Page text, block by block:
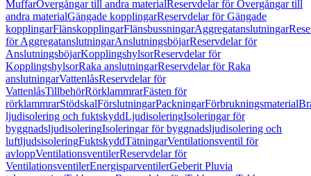
MuffarÖvergångar till andra materialReservdelar för Övergångar till
andra materialGängade kopplingarReservdelar för Gängade
kopplingarFlänskopplingarFlänsbussningarAggregatanslutningar
för AggregatanslutningarAnslutningsböjarReservdelar för
AnslutningsböjarKopplingshylsorReservdelar för
KopplingshylsorRaka anslutningarReservdelar för Raka
anslutningarVattenlåsReservdelar för
VattenlåsTillbehörRörklammrarFästen för
rörklammrarStödskalFörslutningarPackningarFörbrukningsmaterial
ljudisolering och fuktskyddLjudisoleringIsoleringar för
byggnadsljudisoleringIsoleringar för byggnadsljudisolering och
luftljudsisoleringFuktskyddTätningarVentilationsventil för
avloppVentilationsventilerReservdelar för
VentilationsventilerEnergisparventilerGeberit Pluvia